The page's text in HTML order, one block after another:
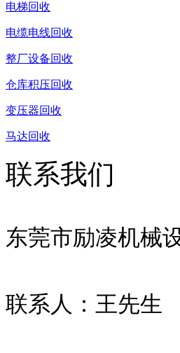
电梯回收
电缆电线回收
整厂设备回收
仓库积压回收
变压器回收
马达回收
联系我们
东莞市励凌机械
联系人：王先生